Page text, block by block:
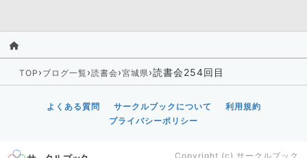
TOP › ブログ一覧›読書会›宮城県›読書会254回目
よくある質問 サークルブックについて
利用規約
プライバシーポリシー
Copyright (c) サークルブック